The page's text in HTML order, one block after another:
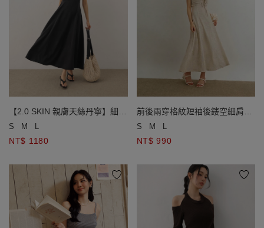
【2.0 SKIN 親膚天絲丹寧】細肩
帶收腰長洋裝
S M L
NT$ 1180
前後兩穿格紋短袖後鏤空細肩帶
長洋裝套裝
S M
NT$ 990